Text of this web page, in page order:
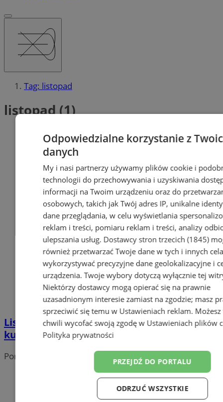
Tag: listopad
listopad (1)
Listopad w Wodzisławiu Śląskim – pełen
kultury, sportu i atrakcji dla całej rodziny
Portal należy do sieci
Odpowiedzialne korzystanie z
danych
My i nasi partnerzy używamy plików cookie i
technologii do przechowywania i uzyskiwania
informacji na Twoim urządzeniu oraz do
osobowych, takich jak Twój adres IP, unikalne
dane przeglądania, w celu wyświetlania
reklam i treści, pomiaru reklam i treści, analizy
ulepszania usług. Dostawcy stron trzecich (1845)
również przetwarzać Twoje dane w tych i innych
wykorzystywać precyzyjne dane geolokalizacyjne i
urządzenia. Twoje wybory dotyczą wyłącznie tej
Niektórzy dostawcy mogą opierać się na prawnie
uzasadnionym interesie zamiast na zgodzie; masz
sprzeciwić się temu w Ustawieniach reklam.
chwili wycofać swoją zgodę w Ustawieniach plików
Polityka prywatności
PRZEJDŹ DO PORTALU
ODRZUĆ WSZYSTKIE